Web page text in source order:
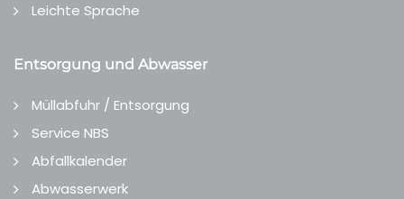
Leichte Sprache
Entsorgung und Abwasser
Müllabfuhr / Entsorgung
Service NBS
Abfallkalender
Abwasserwerk